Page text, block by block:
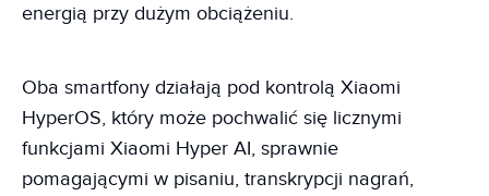
energią przy dużym obciążeniu.
Oba smartfony działają pod kontrolą Xiaomi
HyperOS, który może pochwalić się licznymi
funkcjami Xiaomi Hyper AI, sprawnie
pomagającymi w pisaniu, transkrypcji nagrań,